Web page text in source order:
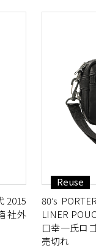
2015
社外
Reuse
80’s
LINER
口幸一氏ロ
売切れ